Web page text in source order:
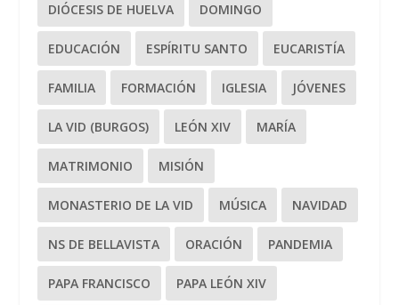
DIÓCESIS DE HUELVA DOMINGO
EDUCACIÓN ESPÍRITU SANTO EUCARISTÍA
FAMILIA FORMACIÓN IGLESIA JÓVENES
LA VID (BURGOS) LEÓN XIV MARÍA
MATRIMONIO MISIÓN
MONASTERIO DE LA VID MÚSICA NAVIDAD
NS DE BELLAVISTA ORACIÓN PANDEMIA
PAPA FRANCISCO PAPA LEÓN XIV